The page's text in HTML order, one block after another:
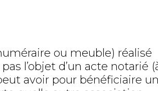
ou meuble) réalisé
l’objet d’un acte notarié
avoir pour bénéficiaire